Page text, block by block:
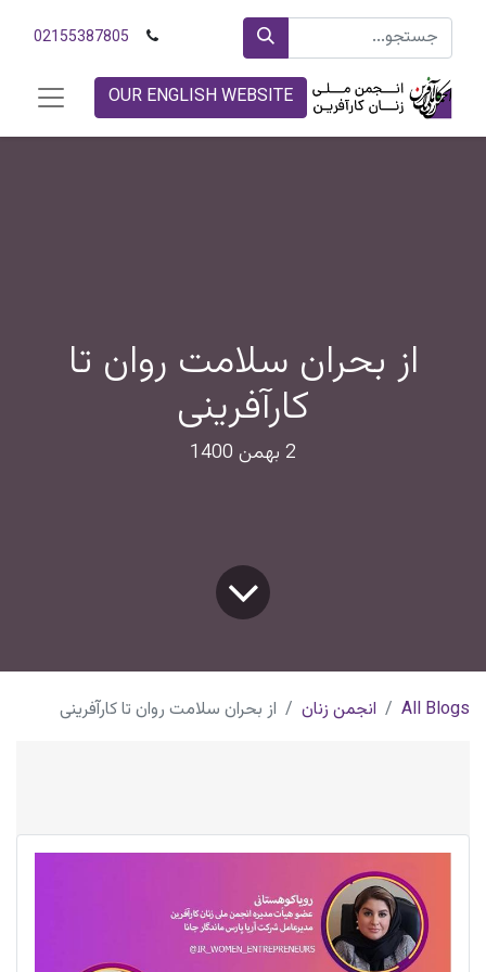
02155387805
OUR ENGLISH WEBSITE
از بحران سلامت روان تا
کارآفرینی
2 بهمن 1400
All Blogs انجمن زنان از بحران سلامت روان تا کارآفرینی